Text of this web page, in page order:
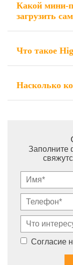
Какой мини-
загрузить
Что такое
Насколько
Заполните
Согласие